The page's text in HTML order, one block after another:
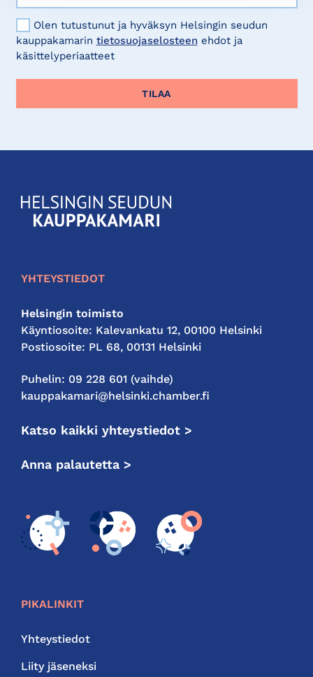
Olen tutustunut ja hyväksyn Helsingin seudun
kauppakamarin tietosuojaselosteen ehdot ja
käsittelyperiaatteet
KauppakamariHelsingin
seudun
YHTEYSTIEDOT
Helsingin toimisto
Käyntiosoite: Kalevankatu 12, 00100 Helsinki
Postiosoite: PL 68, 00131 Helsinki
Puhelin: 09 228 601 (vaihde)
kauppakamari@helsinki.chamber.fi
Katso kaikki yhteystiedot >
Anna palautetta >
PIKALINKIT
Yhteystiedot
Liity jäseneksi